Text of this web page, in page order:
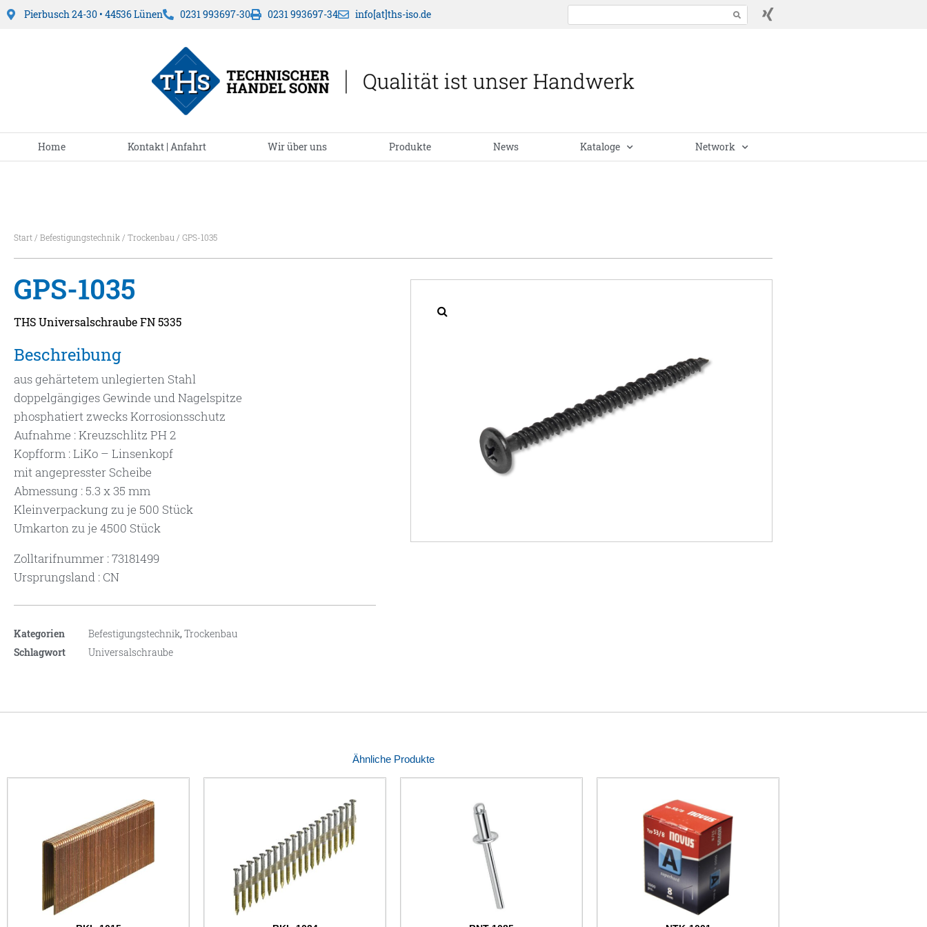
Pierbusch 24-30 • 44536 Lünen 0231 993697-30 0231 993697-34 info[at]ths-iso.de
Home Kontakt | Anfahrt Wir über uns Produkte News Kataloge Network
Start / Befestigungstechnik / Trockenbau / GPS-1035
GPS-1035
THS Universalschraube FN 5335
Beschreibung
aus gehärtetem unlegierten Stahl
doppelgängiges Gewinde und Nagelspitze
phosphatiert zwecks Korrosionsschutz
Aufnahme : Kreuzschlitz PH 2
Kopfform : LiKo – Linsenkopf
mit angepresster Scheibe
Abmessung : 5.3 x 35 mm
Kleinverpackung zu je 500 Stück
Umkarton zu je 4500 Stück
Zolltarifnummer : 73181499
Ursprungsland : CN
Kategorien Befestigungstechnik,Trockenbau
Schlagwort
Universalschraube
Ähnliche Produkte